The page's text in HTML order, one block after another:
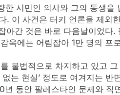
한 시민인 의사와 그의 동생을
. 이 사건은 터키 언론을 제외
아간 것은 바로 다음날이었다
옥에는 어림잡아 1만 명의 포
불법적으로 차지하고 있고
는 현실’ 정도로 여겨지는 반
동안 팔레스타인 문제와 직